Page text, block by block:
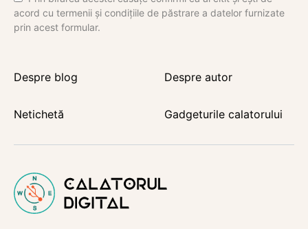
acord cu termenii și condițiile de păstrare a datelor furnizate
prin acest formular.
Despre blog Despre autor
Netichetă Gadgeturile calatorului